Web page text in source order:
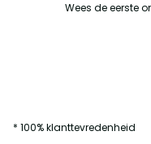
Wees de eerste
* 100% klanttevredenheid